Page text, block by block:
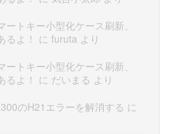
トキー小型化ケース刷新、
るよ！ に furuta より
トキー小型化ケース刷新、
るよ！ に だいまる より
のH21エラーを解消する に